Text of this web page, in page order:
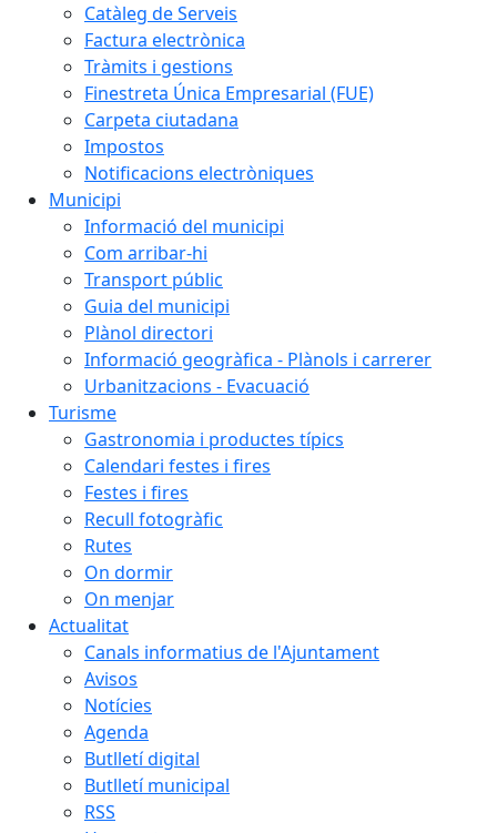
Catàleg de Serveis
Factura electrònica
Tràmits i gestions
Finestreta Única Empresarial (FUE)
Carpeta ciutadana
Impostos
Notificacions electròniques
Municipi
Informació del municipi
Com arribar-hi
Transport públic
Guia del municipi
Plànol directori
Informació geogràfica - Plànols i carrerer
Urbanitzacions - Evacuació
Turisme
Gastronomia i productes típics
Calendari festes i fires
Festes i fires
Recull fotogràfic
Rutes
On dormir
On menjar
Actualitat
Canals informatius de l'Ajuntament
Avisos
Notícies
Agenda
Butlletí digital
Butlletí municipal
RSS